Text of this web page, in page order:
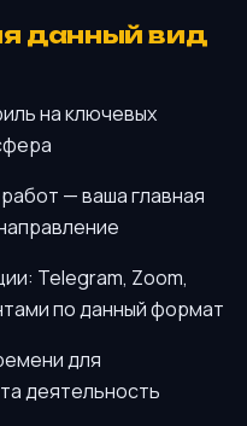
данный вид
на ключевых
— ваша главная
Telegram, Zoom,
по данный формат
для
деятельность